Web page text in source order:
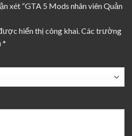
xét “GTA 5 Mods nhân viên Quản
hiển thị công khai. Các trường
*